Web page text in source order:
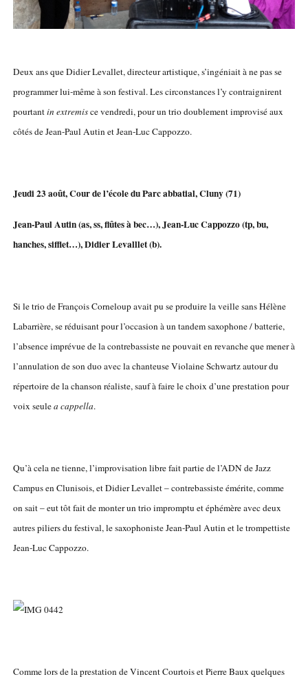
Deux ans que Didier Levallet, directeur artistique, s’ingéniait à ne pas se
programmer lui-même à son festival. Les circonstances l’y contraignirent
pourtantin extremisce vendredi, pour un trio doublement improvisé aux
côtés de Jean-Paul Autin et Jean-Luc Cappozzo.
Jeudi 23 août, Cour de l’école du Parc abbatial, Cluny (71)
Jean-Paul Autin (as, ss, flûtes à bec…), Jean-Luc Cappozzo (tp, bu,
hanches, sifflet…), Didier Levalllet (b).
Si le trio de François Corneloup avait pu se produire la veille sans Hélène
Labarrière, se réduisant pour l’occasion à un tandem saxophone / batterie,
l’absence imprévue de la contrebassiste ne pouvait en revanche que mener à
l’annulation de son duo avec la chanteuse Violaine Schwartz autour du
répertoire de la chanson réaliste, sauf à faire le choix d’une prestation pour
voix seulea cappella.
Qu’à cela ne tienne, l’improvisation libre fait partie de l’ADN de Jazz
Campus en Clunisois, et Didier Levallet – contrebassiste émérite, comme
on sait – eut tôt fait de monter un trio impromptu et éphémère avec deux
autres piliers du festival, le saxophoniste Jean-Paul Autin et le trompettiste
Jean-Luc Cappozzo.
Comme lors de la prestation de Vincent Courtois et Pierre Baux quelques